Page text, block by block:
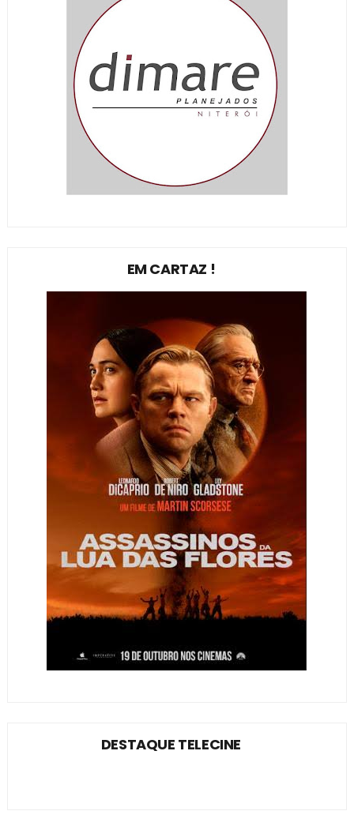
EM CARTAZ !
DESTAQUE TELECINE